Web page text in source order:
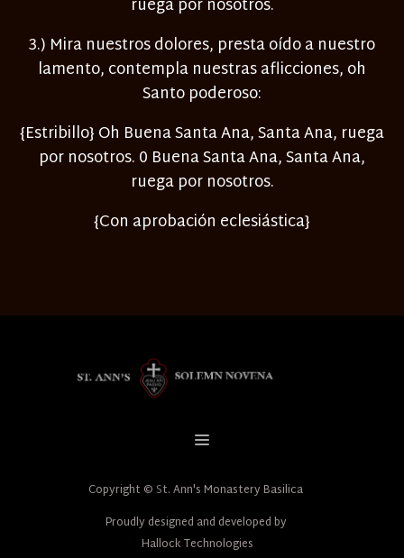
ruega por nosotros.
3.) Mira nuestros dolores, presta oído a nuestro
lamento, contempla nuestras aflicciones, oh
Santo poderoso:
{Estribillo} Oh Buena Santa Ana, Santa Ana, ruega
por nosotros. 0 Buena Santa Ana, Santa Ana,
ruega por nosotros.
{Con aprobación eclesiástica}
Copyright © St. Ann's Monastery Basilica
Proudly designed and developed by
Hallock Technologies